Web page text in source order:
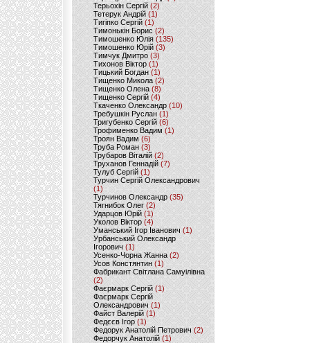
Терьохін Сергій (2)
Тетерук Андрій (1)
Тигіпко Сергій(1)
Тимонькін Борис (2)
Тимошенко Юлія (135)
Тимошенко Юрій(3)
Тимчук Дмитро (3)
Тихонов Віктор (1)
Тицький Богдан (1)
Тищенко Микола (2)
Тищенко Олена (8)
Тищенко Сергій (4)
Ткаченко Олександр (10)
Требушкін Руслан (1)
Тригубенко Сергій(6)
Трофименко Вадим (1)
Троян Вадим (6)
Труба Роман(3)
Трубаров Віталій (2)
Труханов Геннадій (7)
Тулуб Сергій(1)
Турчин Сергій Олександрович
(1)
Турчинов Олександр(35)
Тягнибок Олег (2)
Ударцов Юрій (1)
Уколов Віктор(4)
Уманський Ігор Іванович(1)
Урбанський Олександр
Ігорович (1)
Усенко-Чорна Жанна (2)
Усов Констянтин(1)
Фабрикант Світлана Самуілівна
(2)
Фаєрмарк Сергій(1)
Фаєрмарк Сергій
Олександрович (1)
Файст Валерій(1)
Федєєв Ігор (1)
Федорук Анатолій Петрович (2)
Федорчук Анатолій (1)